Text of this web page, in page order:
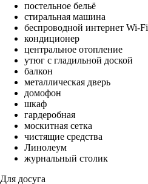
постельное бельё
стиральная машина
беспроводной интернет Wi-Fi
кондиционер
центральное отопление
утюг с гладильной доской
балкон
металлическая дверь
домофон
шкаф
гардеробная
москитная сетка
чистящие средства
Линолеум
журнальный столик
Для досуга